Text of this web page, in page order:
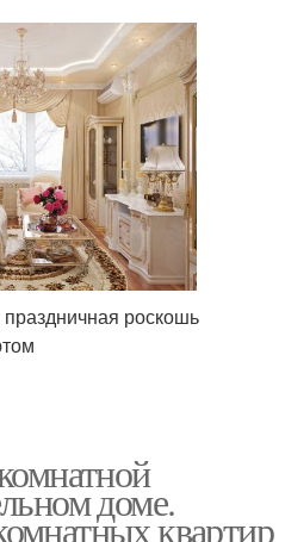
роскошь
доме.
квартир